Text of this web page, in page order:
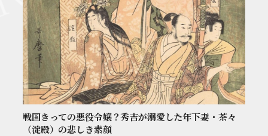
戦国きっての悪役令嬢？秀吉が溺愛した年下妻・茶々
（淀殿）の悲しき素顔